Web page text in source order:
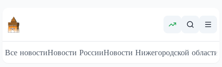
Все новостиНовости РоссииНовости Нижегородской области